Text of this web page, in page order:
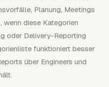
Planung, Meetings
wenn diese Kategorien
oder Delivery-Reporting
funktioniert besser
über Engineers und